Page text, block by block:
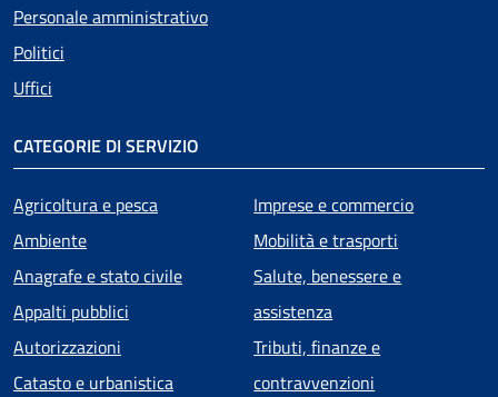
Personale amministrativo
Politici
Uffici
CATEGORIE DI SERVIZIO
Agricoltura e pesca
Ambiente
Anagrafe e stato civile
Appalti pubblici
Autorizzazioni
Catasto e urbanistica
Imprese e commercio
Mobilità e trasporti
Salute, benessere e
assistenza
Tributi, finanze e
contravvenzioni